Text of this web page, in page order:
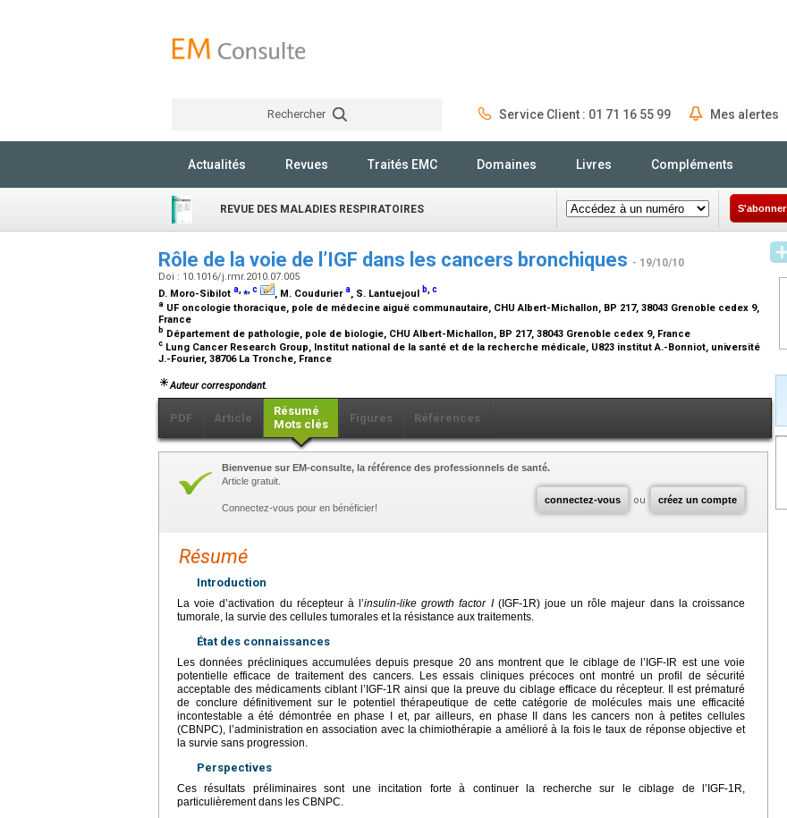
Rechercher Service Client : 01 71 16 55 99 Mes alertes
Actualités Revues Traités EMC Domaines Livres Compléments
REVUE DES MALADIES RESPIRATOIRES S'abonner
Rôle de la voie de l’IGF dans les cancers bronchiques - 19/10/10
Doi : 10.1016/j.rmr.2010.07.005
D. Moro-Sibilot a,⁎,c , M. Couduriera, S. Lantuejoul b,c
a UF oncologie thoracique, pole de médecine aiguë communautaire, CHU Albert-Michallon, BP 217, 38043 Grenoble cedex 9,
France
b Département de pathologie, pole de biologie, CHU Albert-Michallon, BP 217, 38043 Grenoble cedex 9, France
c Lung Cancer Research Group, Institut national de la santé et de la recherche médicale, U823 institut A.-Bonniot, université
J.-Fourier, 38706 La Tronche, France
Auteur correspondant.
PDF Article
Résumé
Mots clés
Figures Références
connectez-vous ou créez un compte
Bienvenue sur EM-consulte, la référence des professionnels de santé.
Article gratuit.
Connectez-vous pour en bénéficier!
Résumé
Introduction
La voie d’activation du récepteur à l’insulin-like growth factor I(IGF-1R) joue un rôle majeur dans la croissance
tumorale, la survie des cellules tumorales et la résistance aux traitements.
État des connaissances
Les données précliniques accumulées depuis presque 20 ans montrent que le ciblage de l’IGF-IR est une voie
potentielle efficace de traitement des cancers. Les essais cliniques précoces ont montré un profil de sécurité
acceptable des médicaments ciblant l’IGF-1R ainsi que la preuve du ciblage efficace du récepteur. Il est prématuré
de conclure définitivement sur le potentiel thérapeutique de cette catégorie de molécules mais une efficacité
incontestable a été démontrée en phase I et, par ailleurs, en phase II dans les cancers non à petites cellules
(CBNPC), l’administration en association avec la chimiothérapie a amélioré à la fois le taux de réponse objective et
la survie sans progression.
Perspectives
Ces résultats préliminaires sont une incitation forte à continuer la recherche sur le ciblage de l’IGF-1R,
particulièrement dans les CBNPC.